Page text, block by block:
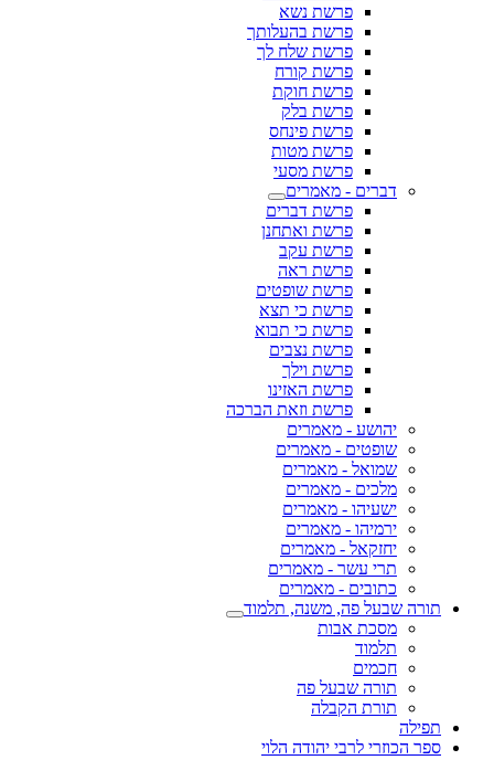
פרשת נשא
פרשת בהעלותך
פרשת שלח לך
פרשת קורח
פרשת חוקת
פרשת בלק
פרשת פינחס
פרשת מטות
פרשת מסעי
דברים - מאמרים
פרשת דברים
פרשת ואתחנן
פרשת עקב
פרשת ראה
פרשת שופטים
פרשת כי תצא
פרשת כי תבוא
פרשת נצבים
פרשת וילך
פרשת האזינו
פרשת וזאת הברכה
יהושע - מאמרים
שופטים - מאמרים
שמואל - מאמרים
מלכים - מאמרים
ישעיהו - מאמרים
ירמיהו - מאמרים
יחזקאל - מאמרים
תרי עשר - מאמרים
כתובים - מאמרים
תורה שבעל פה, משנה, תלמוד
מסכת אבות
תלמוד
חכמים
תורה שבעל פה
תורת הקבלה
תפילה
ספר הכוזרי לרבי יהודה הלוי